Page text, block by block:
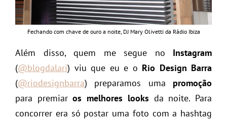
Fechando com chave de ouro a noite, DJ Mary Olivetti da Rádio Ibiza
Além disso, quem me segue no Instagram
(@blogdalari) viu que eu e o Rio Design Barra
(@riodesignbarra) preparamos uma promoção
para premiaros melhores looks da noite. Para
concorrer era só postar uma foto com a hashtag